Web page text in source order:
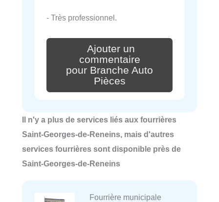
- Très professionnel.
Ajouter un
commentaire
pour Branche Auto
Pièces
Il n'y a plus de services liés aux fourrières
Saint-Georges-de-Reneins, mais d'autres
services fourrières sont disponible près de
Saint-Georges-de-Reneins
Fourrière municipale